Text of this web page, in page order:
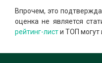
Впрочем, это
оценка не является
рейтинг-листи ТОП могут